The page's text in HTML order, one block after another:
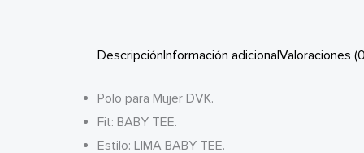
DescripciónInformación adicionalValoraciones
Polo para Mujer DVK.
Fit: BABY TEE.
Estilo: LIMA BABY TEE.